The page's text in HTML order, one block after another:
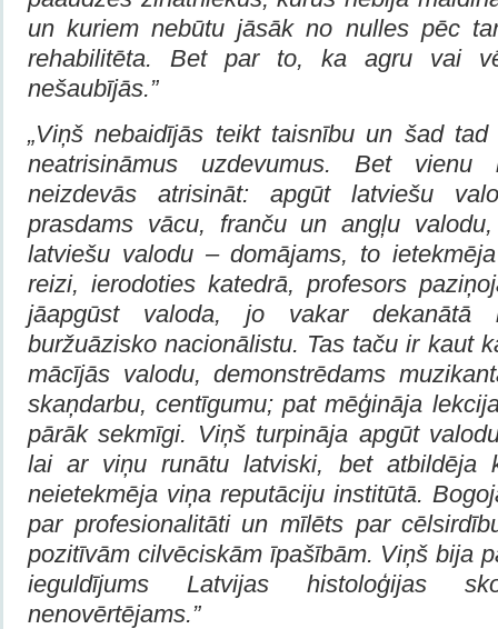
un kuriem nebūtu jāsāk no nulles pēc
rehabilitēta. Bet par to, ka agru vai
nešaubījās.”
„Viņš nebaidījās teikt taisnību un šad
neatrisināmus uzdevumus. Bet
neizdevās atrisināt: apgūt latviešu
prasdams vācu, franču un angļu
latviešu valodu – domājams, to
reizi, ierodoties katedrā, profesors
jāapgūst valoda, jo vakar dekanātā
buržuāzisko nacionālistu. Tas taču ir kaut
mācījās valodu, demonstrēdams
skaņdarbu, centīgumu; pat mēģināja
pārāk sekmīgi. Viņš turpināja apgūt
lai ar viņu runātu latviski, bet atbildēja
neietekmēja viņa reputāciju institūtā.
par profesionalitāti un mīlēts par
pozitīvām cilvēciskām īpašībām. Viņš bija
ieguldījums Latvijas histoloģijas
nenovērtējams.”